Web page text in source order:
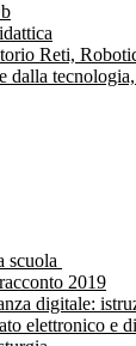
Reti,
dalla
scuola
2019
digitale:
elettronico e